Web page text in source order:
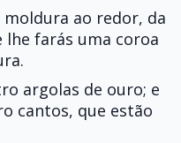
ao redor, da
farás uma coroa
argolas de ouro; e
cantos, que estão